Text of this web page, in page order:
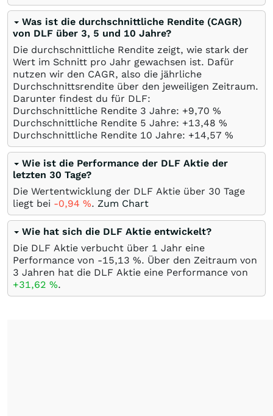
Was ist die durchschnittliche Rendite (CAGR)
von DLF über 3, 5 und 10 Jahre?
Die durchschnittliche Rendite zeigt, wie stark der
Wert im Schnitt pro Jahr gewachsen ist. Dafür
nutzen wir den CAGR, also die jährliche
Durchschnittsrendite über den jeweiligen Zeitraum.
Darunter findest du für DLF:
Durchschnittliche Rendite 3 Jahre: +9,70 %
Durchschnittliche Rendite 5 Jahre: +13,48 %
Durchschnittliche Rendite 10 Jahre: +14,57 %
Wie ist die Performance der DLF Aktie der
letzten 30 Tage?
Die Wertentwicklung der DLF Aktie über 30 Tage
liegt bei -0,94 %. Zum Chart
Wie hat sich die DLF Aktie entwickelt?
Die DLF Aktie verbucht über 1 Jahr eine
Performance von -15,13 %. Über den Zeitraum von
3 Jahren hat die DLF Aktie eine Performance von
+31,62 %.